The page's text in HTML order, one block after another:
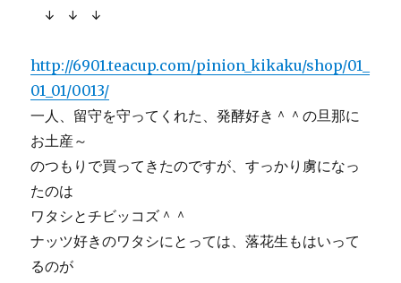
↓ ↓ ↓
http://6901.teacup.com/pinion_kikaku/shop/01_
01_01/0013/
一人、留守を守ってくれた、発酵好き＾＾の旦那に
お土産～
のつもりで買ってきたのですが、すっかり虜になっ
たのは
ワタシとチビッコズ＾＾
ナッツ好きのワタシにとっては、落花生もはいって
るのが